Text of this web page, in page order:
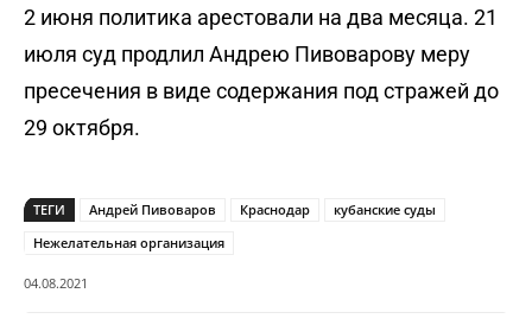
2 июня политика арестовали на два месяца. 21
июля суд продлил Андрею Пивоварову меру
пресечения в виде содержания под стражей до
29 октября.
ТЕГИ Андрей Пивоваров Краснодар
кубанские суды
Нежелательная организация
04.08.2021